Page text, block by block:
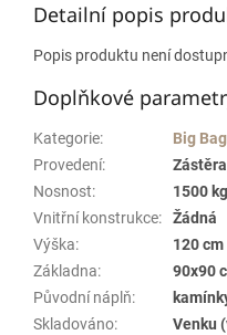
Detailní popis
Popis produktu není
Doplňkové
Kategorie:
Big
Provedení:
Nosnost:
1500 kg
Vnitřní konstrukce:
Žádná
Výška:
120 cm
Základna:
90x90
Původní náplň:
Skladováno:
Venku